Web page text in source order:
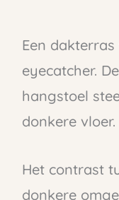
Een
eyecatcher.
hangstoel
donkere vloer.
Het contrast
donkere